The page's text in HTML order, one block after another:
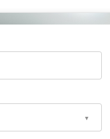
и устранить
Ippon, где устранят
ИБП работает